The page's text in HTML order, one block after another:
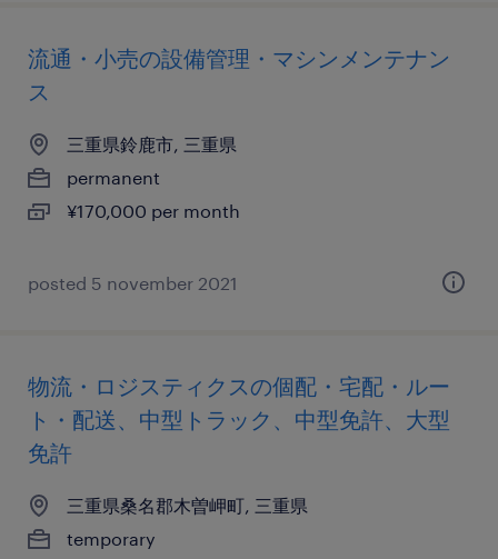
流通・小売の設備管理・マシンメンテナン
ス
三重県鈴鹿市, 三重県
permanent
¥170,000 per month
posted 5 november 2021
物流・ロジスティクスの個配・宅配・ルー
ト・配送、中型トラック、中型免許、大型
免許
三重県桑名郡木曽岬町, 三重県
temporary